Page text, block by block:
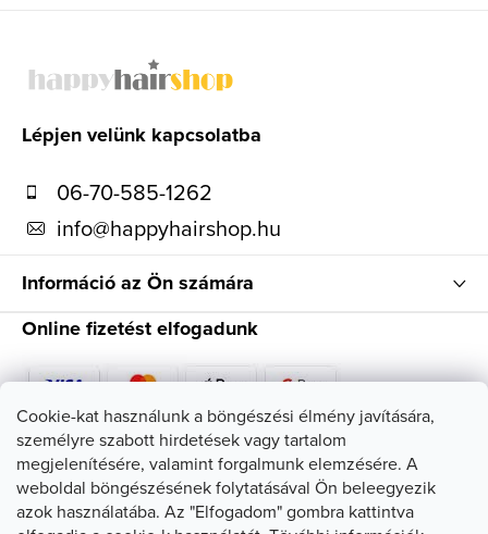
Cookie-kat használunk a böngészési élmény javítására,
személyre szabott hirdetések vagy tartalom
megjelenítésére, valamint forgalmunk elemzésére. A
weboldal böngészésének folytatásával Ön beleegyezik
azok használatába. Az "Elfogadom" gombra kattintva
Lépjen velünk kapcsolatba
06-70-585-1262
info@happyhairshop.hu
Információ az Ön számára
Online fizetést elfogadunk
Kövessen minket